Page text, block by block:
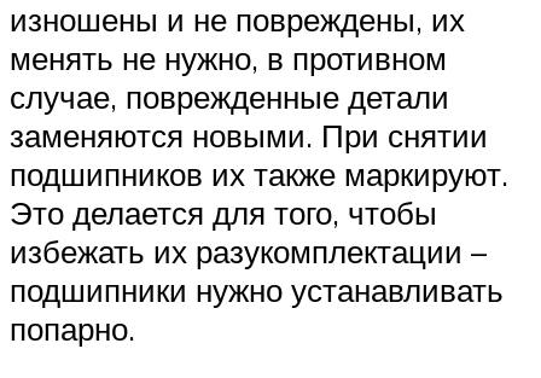
изношены и не повреждены, их
менять не нужно, в противном
случае, поврежденные детали
заменяются новыми. При снятии
подшипников их также маркируют.
Это делается для того, чтобы
избежать их разукомплектации –
подшипники нужно устанавливать
попарно.